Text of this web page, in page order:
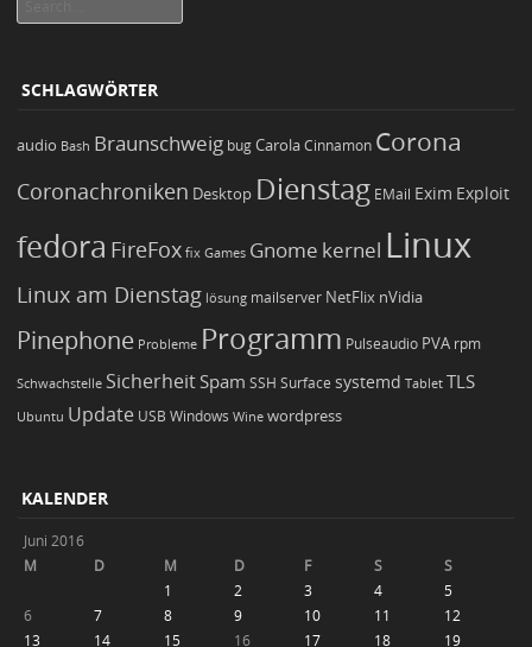
SCHLAGWÖRTER
audio Bash Braunschweig bugCarola Cinnamon Corona
Coronachroniken Desktop Dienstag EMail Exim Exploit
fedora FireFox fix Games Gnome kernel Linux
Linux am Dienstag lösung mailserver NetFlix nVidia
Pinephone Probleme Programm Pulseaudio PVA rpm
Schwachstelle Sicherheit Spam SSH Surface systemd Tablet TLS
Ubuntu Update USB Windows Wine wordpress
KALENDER
Juni 2016
M
D M D F S
S
1
2 3 4
5
6
7 8 9 10 11
12
13
14 15 16 17 18 19